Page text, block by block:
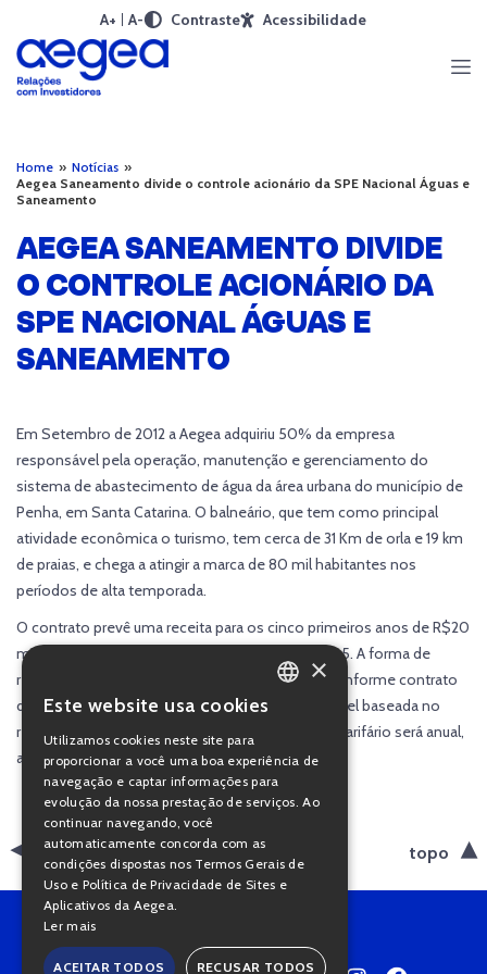
A+ A- Contraste Acessibilidade
Home » Notícias »
Aegea Saneamento divide o controle acionário da SPE Nacional Águas e
Saneamento
AEGEA SANEAMENTO DIVIDE
O CONTROLE ACIONÁRIO DA
SPE NACIONAL ÁGUAS E
SANEAMENTO
Em Setembro de 2012 a Aegea adquiriu 50% da empresa
responsável pela operação, manutenção e gerenciamento do
sistema de abastecimento de água da área urbana do município de
Penha, em Santa Catarina. O balneário, que tem como principal
atividade econômica o turismo, tem cerca de 31 Km de orla e 19 km
de praias, e chega a atingir a marca de 80 mil habitantes nos
períodos de alta temporada.
O contrato prevê uma receita para os cinco primeiros anos de R$20
milhões, e tem prazo de 1 ano renovável por até 5. A forma de
remuneração definida se baseia na receita fixa conforme contrato
de prestação de serviços, mais uma parcela variável baseada no
relatório de Ordens de Serviços (OS). O reajuste tarifário será anual,
aplicando-se o IGP-M.
voltar topo
PORTUGUESE
×
Este website usa cookies
Utilizamos cookies neste site para
proporcionar a você uma boa experiência de
navegação e captar informações para
evolução da nossa prestação de serviços. Ao
continuar navegando, você
automaticamente concorda com as
condições dispostas nos Termos Gerais de
Uso e Política de Privacidade de Sites e
Aplicativos da Aegea.
Ler mais
ACEITAR TODOS RECUSAR TODOS